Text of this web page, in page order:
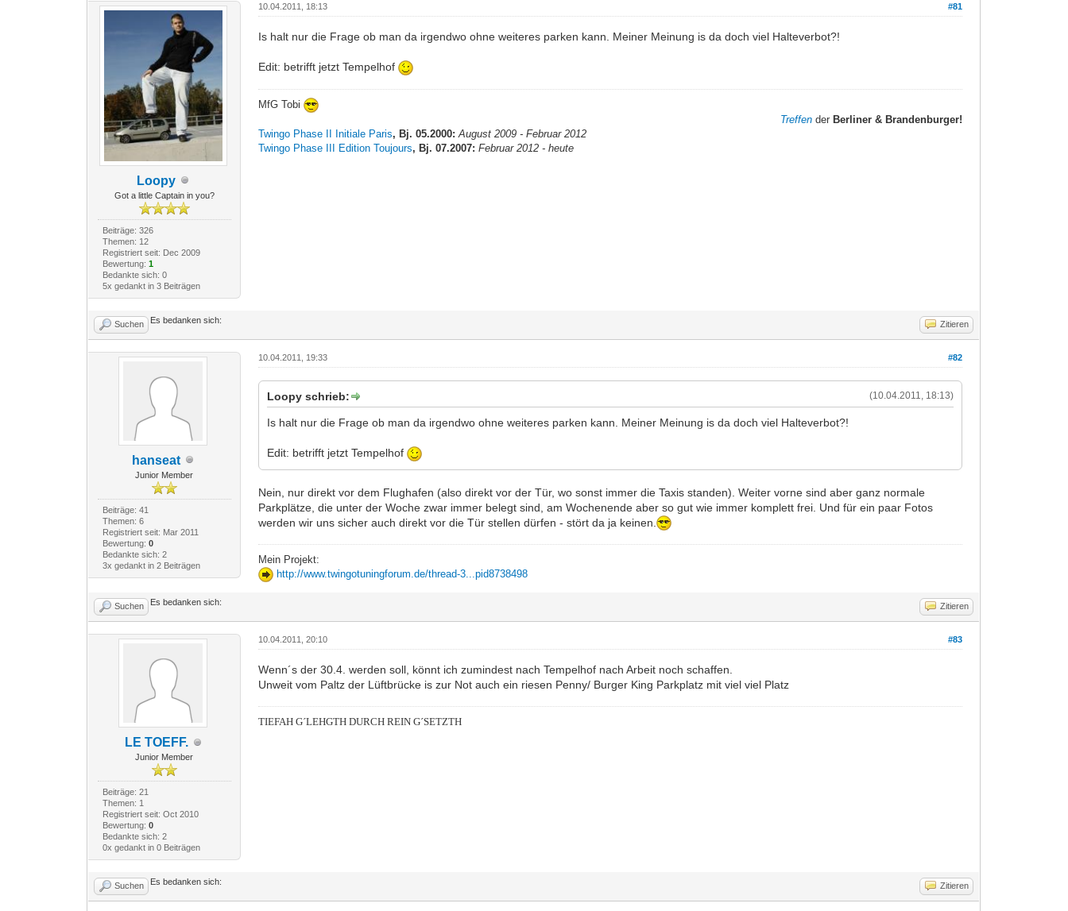
Loopy
Got a little Captain in you?
Beiträge: 326
Themen: 12
Registriert seit: Dec 2009
Bewertung: 1
Bedankte sich: 0
5x gedankt in 3 Beiträgen
#81
10.04.2011, 18:13
Is halt nur die Frage ob man da irgendwo ohne weiteres parken kann. Meiner Meinung is da doch viel Halteverbot?!
Edit: betrifft jetzt Tempelhof
MfG Tobi
Treffen derBerliner & Brandenburger!
Twingo Phase II Initiale Paris, Bj. 05.2000: August 2009 - Februar 2012
Twingo Phase III Edition Toujours, Bj. 07.2007: Februar 2012 - heute
Suchen Zitieren
Es bedanken sich:
hanseat
Junior Member
Beiträge: 41
Themen: 6
Registriert seit: Mar 2011
Bewertung: 0
Bedankte sich: 2
3x gedankt in 2 Beiträgen
#82
10.04.2011, 19:33
(10.04.2011, 18:13)
Loopy schrieb:
Is halt nur die Frage ob man da irgendwo ohne weiteres parken kann. Meiner Meinung is da doch viel Halteverbot?!
Edit: betrifft jetzt Tempelhof
Nein, nur direkt vor dem Flughafen (also direkt vor der Tür, wo sonst immer die Taxis standen). Weiter vorne sind aber ganz normale
Parkplätze, die unter der Woche zwar immer belegt sind, am Wochenende aber so gut wie immer komplett frei. Und für ein paar Fotos
werden wir uns sicher auch direkt vor die Tür stellen dürfen - stört da ja keinen.
Mein Projekt:
http://www.twingotuningforum.de/thread-3...pid8738498
Suchen Zitieren
Es bedanken sich:
LE TOEFF.
Junior Member
Beiträge: 21
Themen: 1
Registriert seit: Oct 2010
Bewertung: 0
Bedankte sich: 2
0x gedankt in 0 Beiträgen
#83
10.04.2011, 20:10
Wenn´s der 30.4. werden soll, könnt ich zumindest nach Tempelhof nach Arbeit noch schaffen.
Unweit vom Paltz der Lüftbrücke is zur Not auch ein riesen Penny/ Burger King Parkplatz mit viel viel Platz
TIEFAH G´LEHGTH DURCH REIN G´SETZTH
Suchen Zitieren
Es bedanken sich: